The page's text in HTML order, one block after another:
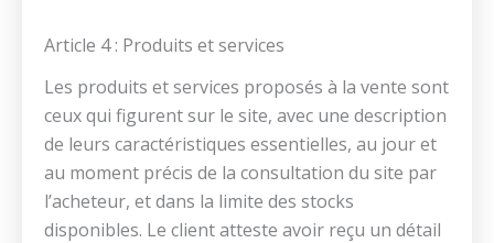
Article 4 : Produits et services
Les produits et services proposés à la vente sont
ceux qui figurent sur le site, avec une description
de leurs caractéristiques essentielles, au jour et
au moment précis de la consultation du site par
l’acheteur, et dans la limite des stocks
disponibles. Le client atteste avoir reçu un détail